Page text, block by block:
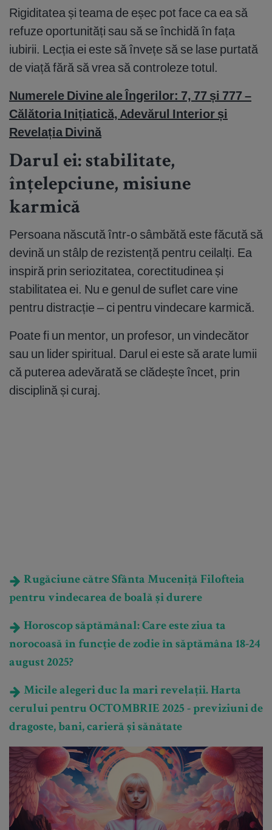
Rigiditatea și teama de eșec pot face ca ea să
refuze oportunități sau să se închidă în fața
iubirii. Lecția ei este să învețe să se lase purtată
de viață fără să vrea să controleze totul.
Numerele Divine ale Îngerilor: 7, 77 și 777 –
Călătoria Inițiatică, Adevărul Interior și
Revelația Divină
Darul ei: stabilitate,
înțelepciune, misiune
karmică
Persoana născută într-o sâmbătă este făcută să
devină un stâlp de rezistență pentru ceilalți. Ea
inspiră prin seriozitatea, corectitudinea și
stabilitatea ei. Nu e genul de suflet care vine
pentru distracție – ci pentru vindecare karmică.
Poate fi un mentor, un profesor, un vindecător
sau un lider spiritual. Darul ei este să arate lumii
că puterea adevărată se clădește încet, prin
disciplină și curaj.
Rugăciune către Sfânta Muceniță Filofteia
pentru vindecarea de boală și durere
Horoscop săptămânal: Care este ziua ta
norocoasă în funcție de zodie în săptămâna 18-24
august 2025?
Micile alegeri duc la mari revelații. Harta
cerului pentru OCTOMBRIE 2025 - previziuni de
dragoste, bani, carieră și sănătate